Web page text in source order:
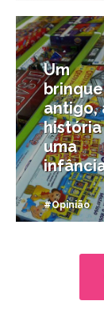
16/
Um
antigo,
uma
#Opinião